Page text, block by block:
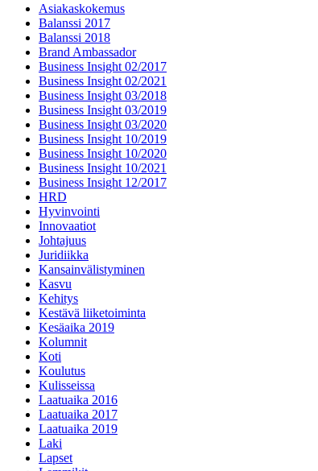
Asiakaskokemus
Balanssi 2017
Balanssi 2018
Brand Ambassador
Business Insight 02/2017
Business Insight 02/2021
Business Insight 03/2018
Business Insight 03/2019
Business Insight 03/2020
Business Insight 10/2019
Business Insight 10/2020
Business Insight 10/2021
Business Insight 12/2017
HRD
Hyvinvointi
Innovaatiot
Johtajuus
Juridiikka
Kansainvälistyminen
Kasvu
Kehitys
Kestävä liiketoiminta
Kesäaika 2019
Kolumnit
Koti
Koulutus
Kulisseissa
Laatuaika 2016
Laatuaika 2017
Laatuaika 2019
Laki
Lapset